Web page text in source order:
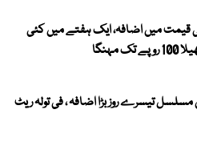
قیمت میں اضافہ، ایک ہفتے میں کئی
تیسرے روز بڑا اضافہ ، فی تولہ ریٹ